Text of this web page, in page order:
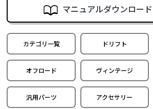
マニュアルダウンロー
カテゴリ一覧 ドリフト
オフロード ヴィンテージ
汎用パーツ アクセサリー